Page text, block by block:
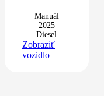
Manuál
2025
Diesel
Zobraziť
vozidlo